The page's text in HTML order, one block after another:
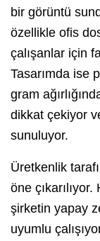
bir görüntü
özellikle ofis
çalışanlar için
Tasarımda ise
gram
dikkat çekiyor
sunuluyor.
Üretkenlik
öne
şirketin yapay
uyumlu